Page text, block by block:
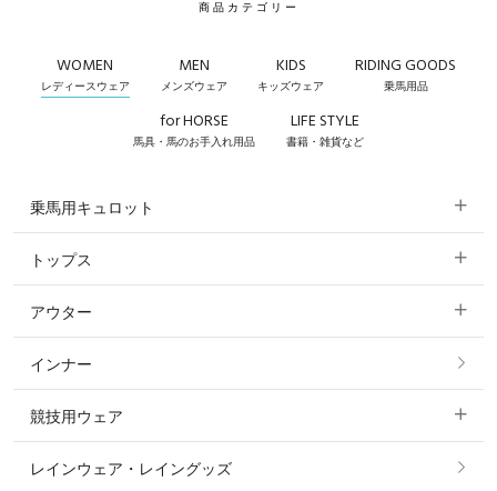
商品カテゴリー
WOMEN
レディースウェア
MEN
メンズウェア
KIDS
キッズウェア
RIDING GOODS
乗馬用品
for HORSE
馬具・馬のお手入れ用品
LIFE STYLE
書籍・雑貨など
乗馬用キュロット
すべてのキュロット
フルグリップ・尻革 キュロット
ニーグリップ・膝革 キュロット
トップス
すべてのトップス
ポロシャツ
カットソー・Tシャツ・タンクトップ
アウター
すべてのアウター
コート
ジャケット・ブルゾン
インナー
競技用ウェア
すべての競技用ウェア
レインウェア・レイングッズ